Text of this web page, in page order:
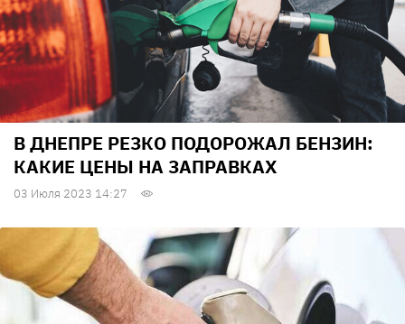
В ДНЕПРЕ РЕЗКО ПОДОРОЖАЛ БЕНЗИН:
КАКИЕ ЦЕНЫ НА ЗАПРАВКАХ
03 Июля 2023 14:27